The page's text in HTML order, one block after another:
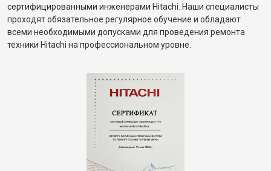
сертифицированными инженерами Hitachi. Наши специалисты
проходят обязательное регулярное обучение и обладают
всеми необходимыми допусками для проведения ремонта
техники Hitachi на профессиональном уровне.